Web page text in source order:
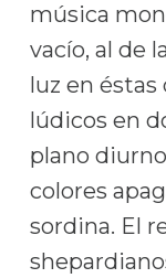
música
vacío, al de
luz en
lúdicos en
plano
colores
sordina. El